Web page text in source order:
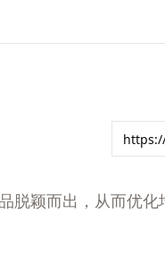
脱颖而出，从而优